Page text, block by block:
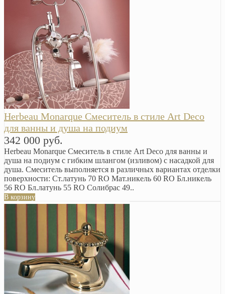
Herbeau Monarque Смеситель в стиле Art Deco
для ванны и душа на подиум
342 000 руб.
Herbeau Monarque Смеситель в стиле Art Deco для ванны и
душа на подиум с гибким шлангом (изливом) с насадкой для
душа. Смеситель выполняется в различных вариантах отделки
поверхности: Ст.латунь 70 RO Мат.никель 60 RO Бл.никель
56 RO Бл.латунь 55 RO Солибрас 49..
В корзину